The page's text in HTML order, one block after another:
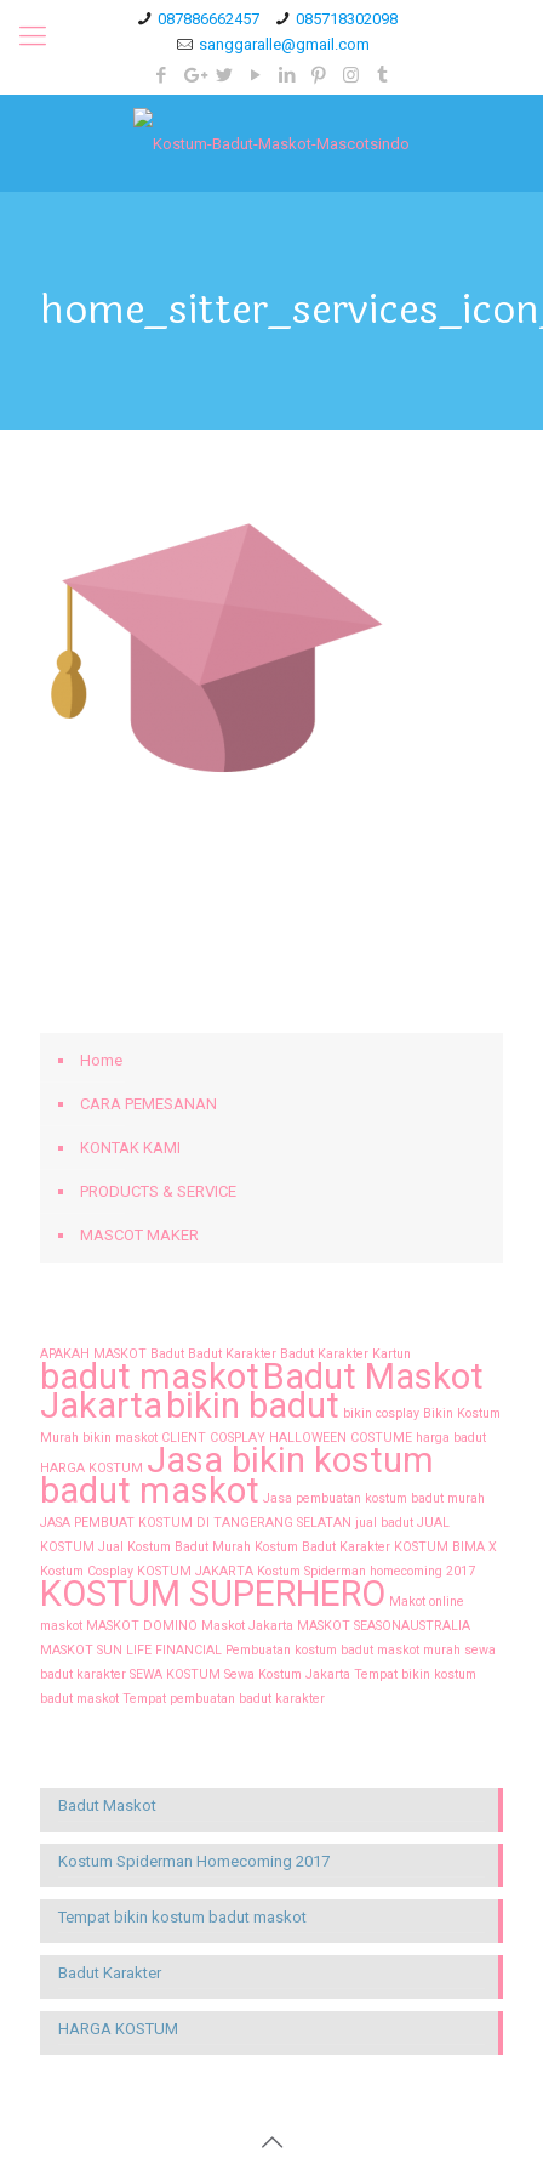
087886662457
085718302098
sanggaralle@gmail.com
Home
CARA PEMESANAN
KONTAK KAMI
PRODUCTS & SERVICE
MASCOT MAKER
APAKAH MASKOT Badut Badut Karakter Badut Karakter Kartun
badut maskotBadut Maskot
Jakarta bikin badut bikin cosplay Bikin Kostum
Murah bikin maskot CLIENT COSPLAY HALLOWEEN COSTUME harga badut
HARGA KOSTUM Jasa bikin kostum
badut maskot Jasa pembuatan kostum badut murah
JASA PEMBUAT KOSTUM DI TANGERANG SELATAN jual badut JUAL
KOSTUM Jual Kostum Badut Murah Kostum Badut Karakter KOSTUM BIMA X
Kostum Cosplay KOSTUM JAKARTA Kostum Spiderman homecoming 2017
KOSTUM SUPERHERO Makot online
maskot MASKOT DOMINO Maskot Jakarta MASKOT SEASONAUSTRALIA
MASKOT SUN LIFE FINANCIAL Pembuatan kostum badut maskot murah sewa
badut karakter SEWA KOSTUM Sewa Kostum Jakarta Tempat bikin kostum
badut maskot Tempat pembuatan badut karakter
Badut Maskot
Kostum Spiderman Homecoming 2017
Tempat bikin kostum badut maskot
Badut Karakter
HARGA KOSTUM